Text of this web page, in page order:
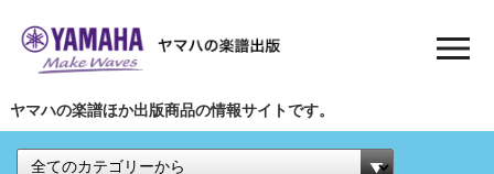
ヤマハの楽譜ほか出版商品の情報サイトです。